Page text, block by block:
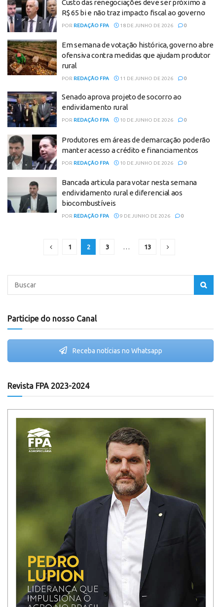
Custo das renegociações deve ser próximo a
R$ 65 bi e não traz impacto fiscal ao governo
POR REDAÇÃO FPA 18 DE JUNHO DE 2026 0
Em semana de votação histórica, governo abre
ofensiva contra medidas que ajudam produtor
rural
POR REDAÇÃO FPA 11 DE JUNHO DE 2026 0
Senado aprova projeto de socorro ao
endividamento rural
POR REDAÇÃO FPA 10 DE JUNHO DE 2026 0
Produtores em áreas de demarcação poderão
manter acesso a crédito e financiamentos
POR REDAÇÃO FPA 10 DE JUNHO DE 2026 0
Bancada articula para votar nesta semana
endividamento rural e diferencial aos
biocombustíveis
POR REDAÇÃO FPA 9 DE JUNHO DE 2026 0
1 2 3 … 13
Participe do nosso Canal
Receba notícias no Whatsapp
Revista FPA 2023-2024